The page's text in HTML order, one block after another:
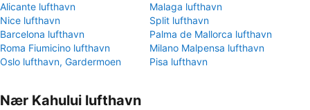
Alicante lufthavn
Malaga lufthavn
Nice lufthavn
Split lufthavn
Barcelona lufthavn
Palma de Mallorca lufthavn
Roma Fiumicino lufthavn
Milano Malpensa lufthavn
Oslo lufthavn, Gardermoen
Pisa lufthavn
Nær Kahului lufthavn